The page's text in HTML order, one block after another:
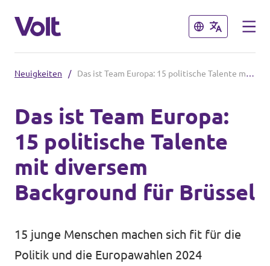
Schließen
Deutschland
Volt Deutschland
Volt in deinem Bundesland
Schließen
Programm
Über Volt
Neuigkeiten
Neuigkeiten / Das ist Team Europa: 15 politische Talente mit diversem Background für Brüssel
Das ist Team Europa:
15 politische Talente
mit diversem
Background für Brüssel
15 junge Menschen machen sich fit für die
Politik und die Europawahlen 2024